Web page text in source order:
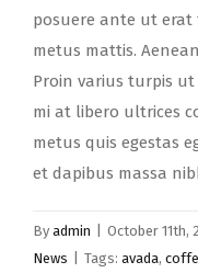
posuere ante ut
metus mattis.
Proin varius turpis
mi at libero ultrices
metus quis egestas
et dapibus massa
By admin October 11th,
News
Tags: avada,